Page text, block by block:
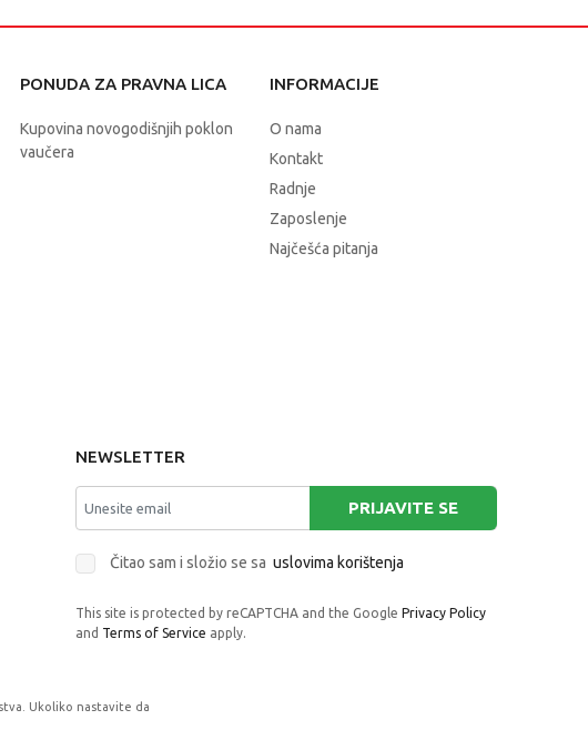
PONUDA ZA PRAVNA LICA
Kupovina novogodišnjih poklon
vaučera
INFORMACIJE
O nama
Kontakt
Radnje
Zaposlenje
Najčešća pitanja
NEWSLETTER
PRIJAVITE SE
Čitao sam i složio se sa uslovima korištenja
This site is protected by reCAPTCHA and the Google Privacy Policy
and Terms of Service apply.
Ukoliko nastavite da